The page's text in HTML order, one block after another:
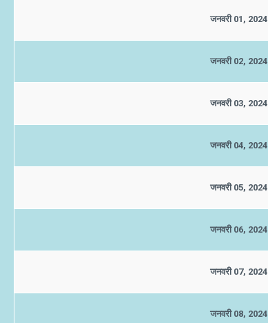
जनवरी 01, 2024
जनवरी 02, 2024
जनवरी 03, 2024
जनवरी 04, 2024
जनवरी 05, 2024
जनवरी 06, 2024
जनवरी 07, 2024
जनवरी 08, 2024